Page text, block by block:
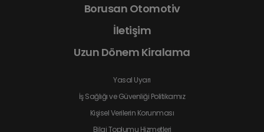
Borusan Otomotiv
İletişim
Uzun Dönem Kiralama
Yasal Uyarı
İş Sağlığı ve Güvenliği Politikamız
Kişisel Verilerin Korunması
Bilgi Toplumu Hizmetleri